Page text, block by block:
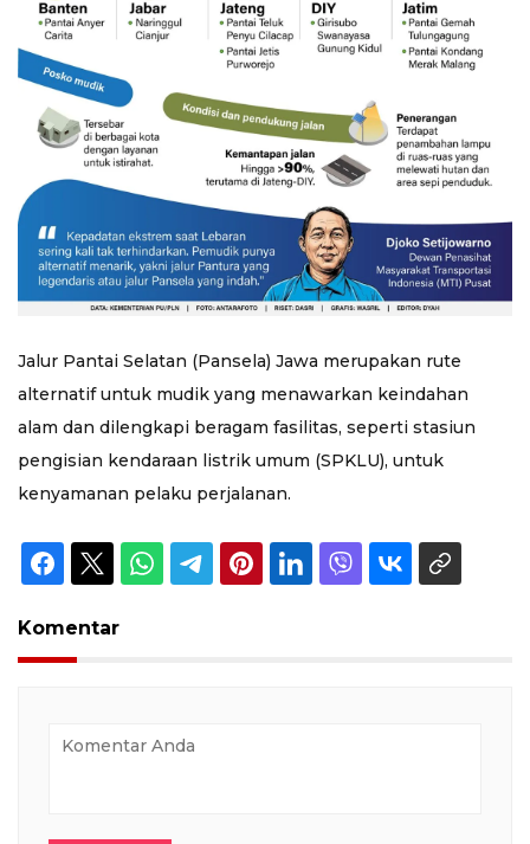
Jalur Pantai Selatan (Pansela) Jawa merupakan rute
alternatif untuk mudik yang menawarkan keindahan
alam dan dilengkapi beragam fasilitas, seperti stasiun
pengisian kendaraan listrik umum (SPKLU), untuk
kenyamanan pelaku perjalanan.
Komentar